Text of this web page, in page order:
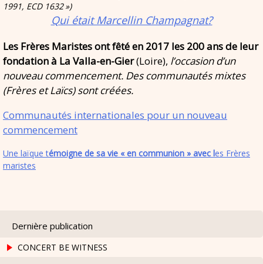
1991, ECD1632 »)
Qui était Marcellin Champagnat?
Les Frères Maristes ont fêté en 2017 les 200 ans de leur
fondation à La Valla-en-Gier(Loire), l’occasion d’un
nouveau commencement. Des communautés mixtes
(Frères et Laïcs) sont créées.
Communautés internationales pour un nouveau
commencement
Une laïque témoigne de sa vie « en communion » avec les Frères
maristes
Dernière publication
CONCERT BE WITNESS